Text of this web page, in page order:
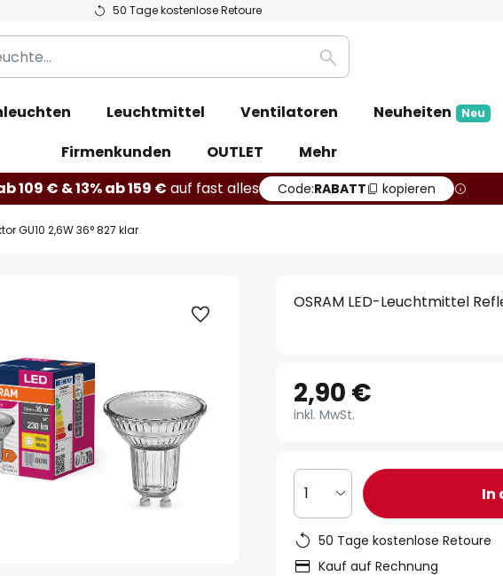
50 Tage kostenlose Retoure
Suche
Leuchtmittel Ventilatoren Neuheiten Neu
Firmenkunden
OUTLET
Mehr
109 € & 13% ab 159 € auf fast alles Code:RABATT kopieren
GU10 2,6W 36° 827 klar
OSRAM LED-Leuchtmittel
2,90 €
inkl. MwSt.
1 In
50 Tage kostenlose Retoure
Kauf auf Rechnung